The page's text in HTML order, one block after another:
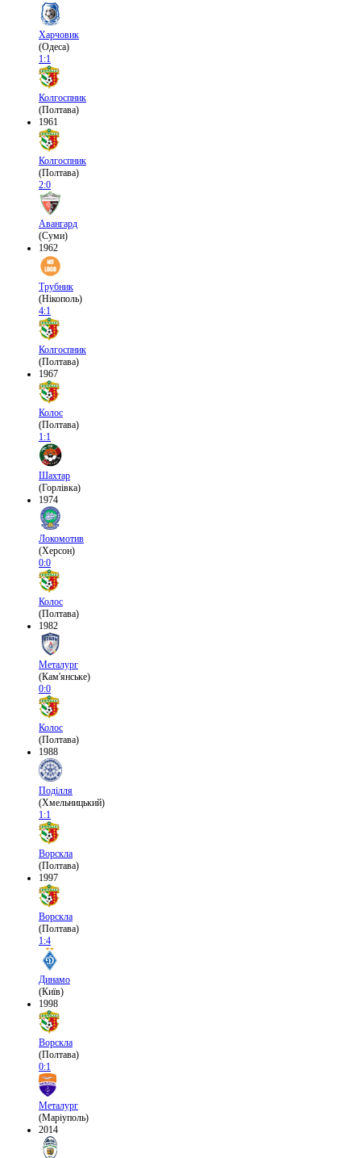
Харчовик
(Одеса)
1:1
Колгоспник
(Полтава)
1961
Колгоспник
(Полтава)
2:0
Авангард
(Суми)
1962
Трубник
(Нікополь)
4:1
Колгоспник
(Полтава)
1967
Колос
(Полтава)
1:1
Шахтар
(Горлівка)
1974
Локомотив
(Херсон)
0:0
Колос
(Полтава)
1982
Металург
(Кам'янське)
0:0
Колос
(Полтава)
1988
Поділля
(Хмельницький)
1:1
Ворскла
(Полтава)
1997
Ворскла
(Полтава)
1:4
Динамо
(Київ)
1998
Ворскла
(Полтава)
0:1
Металург
(Маріуполь)
2014